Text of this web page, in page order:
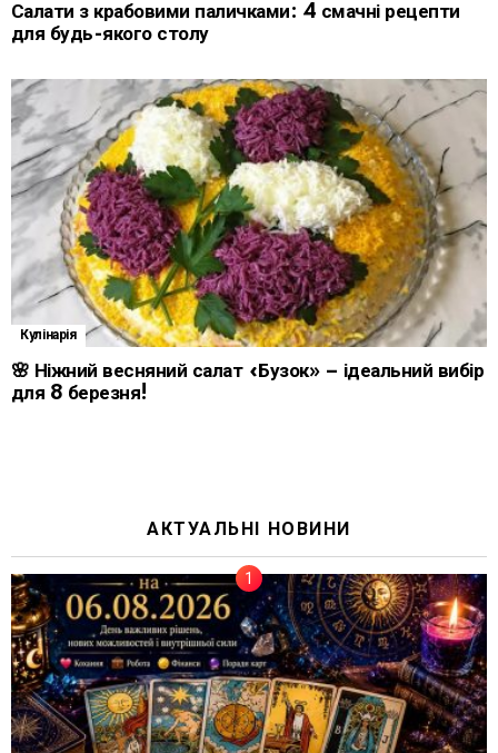
Салати з крабовими паличками: 4 смачні рецепти
для будь-якого столу
Кулінарія
🌸 Ніжний весняний салат «Бузок» – ідеальний вибір
для 8 березня!
АКТУАЛЬНІ НОВИНИ